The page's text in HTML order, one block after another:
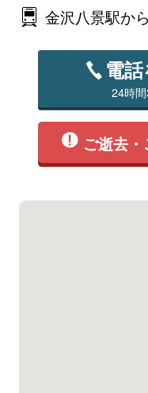
金沢八景駅か
電
24時
ご逝去